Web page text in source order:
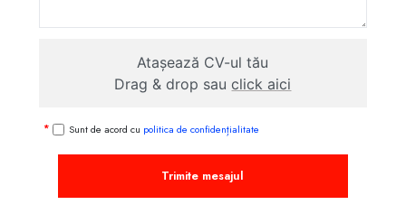
Atașează CV-ul tău
Drag & drop sauclick aici
Sunt de acord cu politica de confidențialitate
Trimite mesajul